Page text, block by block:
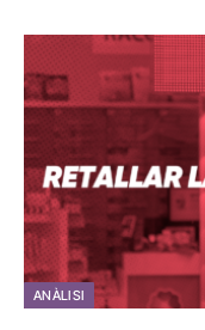
ANÀLISI